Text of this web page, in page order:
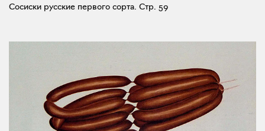
Сосиски русские первого сорта. Стр. 59